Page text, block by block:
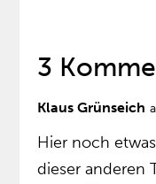
3
Klaus Grünseich
Hier noch
dieser anderen